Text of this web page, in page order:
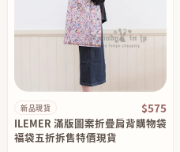
新品現貨 $575
ILEMER 滿版圖案折疊肩背購物袋
福袋五折拆售特價現貨